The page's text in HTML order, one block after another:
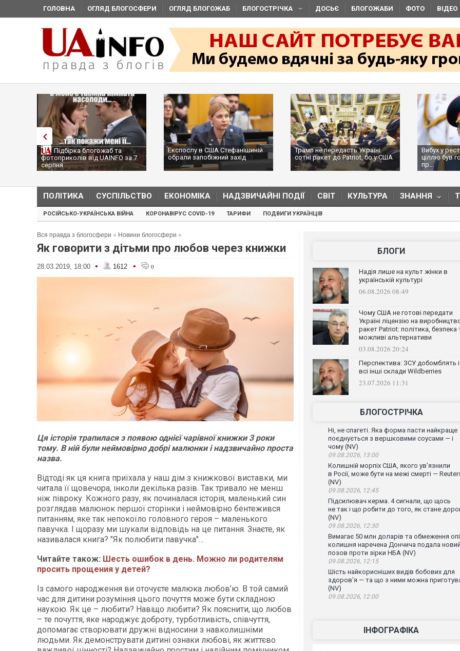
ГОЛОВНА ОГЛЯД БЛОГОСФЕРИ ОГЛЯД БЛОГОЖАБ БЛОГОСТРІЧКА ДОСЬЄ БЛОГОЖАБИ ФОТО ВІДЕО
Підбірка блогожаб та
фотоприколів від UAINFO за 7
серпня
Експослу в США Стефанішиній
обрали запобіжний захід
Трамп не передасть Україні
сотні ракет до Patriot, бо у США
...
Вибух у
ціллю був
пр...
ПОЛІТИКА СУСПІЛЬСТВО ЕКОНОМІКА НАДЗВИЧАЙНІ ПОДІЇ СВІТ КУЛЬТУРА ЗНАННЯ
РОСІЙСЬКО-УКРАЇНСЬКА ВІЙНА КОРОНАВІРУС COVID-19 ТАРИФИ ПОДВИГИ УКРАЇНЦІВ
Вся правда з блогосфери » Новини блогосфери »
Як говорити з дітьми про любов через книжки
28.03.2019, 18:00 • 1612 • 0
Ця історія трапилася з появою однієї чарівної книжки 3 роки
тому. В ній були неймовірно добрі малюнки і надзвичайно проста
назва.
Відтоді як ця книга приїхала у наш дім з книжкової виставки, ми
читала її щовечора, інколи декілька разів. Так тривало не менш
ніж півроку. Кожного разу, як починалася історія, маленький син
розглядав малюнок першої сторінки і неймовірно бентежився
питанням, яке так непокоїло головного героя – маленького
павучка. І щоразу ми шукали відповідь на це питання. Знаєте, як
називалася книга? "Як полюбити павучка"…
Читайте також: Шесть ошибок в день. Можно ли родителям
просить прощения у детей?
Із самого народження ви оточуєте малюка любов’ю. В той самий
час для дитини розуміння цього почуття може бути складною
наукою. Як це – любити? Навіщо любити? Як пояснити, що любов
– те почуття, яке народжує доброту, турботливість, співчуття,
допомагає створювати дружні відносини з навколишніми
людьми. Як демонструвати дитині ознаки любові, як життєво
БЛОГИ
Надія лише на культ жінки в
українській культурі
06.08.2026 08:49
Чому США не готові передати
Україні ліцензію на
ракет Patriot: політика, безпека
можливі альтернативи
03.08.2026 20:24
Перспектива: ЗСУ добомблять і
всі інші склади Wildberries
23.07.2026 11:31
БЛОГОСТРІЧКА
Ні, не спагеті. Яка форма пасти найкраще
поєднується з вершковими соусами — і
чому (NV)
09.08.2026, 13:00
Колишній морпіх США, якого ув’язнили
в Росії, може бути на межі смерті —
(NV)
09.08.2026, 12:45
Підсилювач керма. 4 сигнали, що щось
не так і що робити до того, як стане
(NV)
09.08.2026, 12:30
Вимагає 50 млн доларів та обмеження
колишня наречена Дончича подала новий
позов проти зірки НБА (NV)
09.08.2026, 12:15
Шість найкорисніших видів бобових для
здоров’я — та що з ними можна
(NV)
09.08.2026, 12:00
ІНФОГРАФІКА